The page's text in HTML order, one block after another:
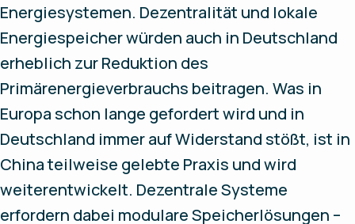
Energiesystemen. Dezentralität und lokale
Energiespeicher würden auch in Deutschland
erheblich zur Reduktion des
Primärenergieverbrauchs beitragen. Was in
Europa schon lange gefordert wird und in
Deutschland immer auf Widerstand stößt, ist in
China teilweise gelebte Praxis und wird
weiterentwickelt. Dezentrale Systeme
erfordern dabei modulare Speicherlösungen –